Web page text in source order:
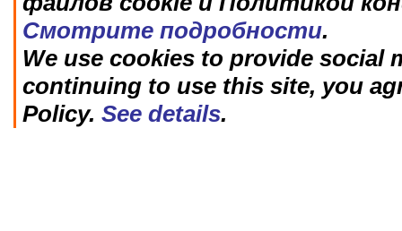
Смотрите подробности.
We use cookies to provide social
continuing to use this site, you
Policy. See details.